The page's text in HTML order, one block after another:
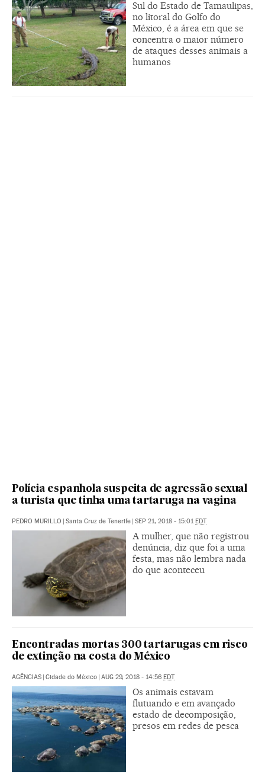
Sul do Estado de Tamaulipas,
no litoral do Golfo do
México, é a área em que se
concentra o maior número
de ataques desses animais a
humanos
Polícia espanhola suspeita de agressão sexual
a turista que tinha uma tartaruga na vagina
PEDRO MURILLO Santa Cruz de Tenerife SEP 21, 2018 - 15:01 EDT
A mulher, que não registrou
denúncia, diz que foi a uma
festa, mas não lembra nada
do que aconteceu
Encontradas mortas 300 tartarugas em risco
de extinção na costa do México
AGÊNCIAS Cidade do México AUG 29, 2018 - 14:56 EDT
Os animais estavam
flutuando e em avançado
estado de decomposição,
presos em redes de pesca